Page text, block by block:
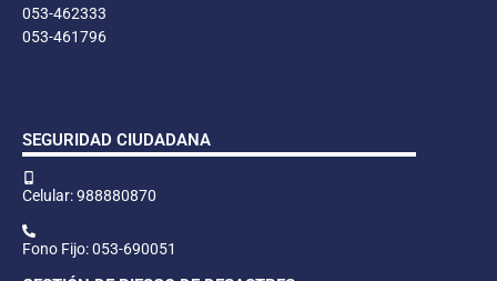
053-462333
053-461796
SEGURIDAD CIUDADANA
Celular: 988880870
Fono Fijo: 053-690051